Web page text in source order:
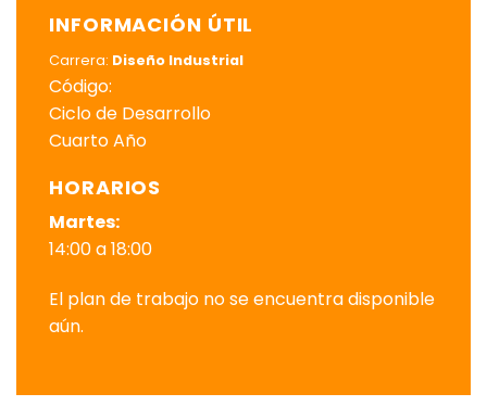
INFORMACIÓN ÚTIL
Carrera: Diseño Industrial
Código:
Ciclo de Desarrollo
Cuarto Año
HORARIOS
Martes:
14:00 a 18:00
El plan de trabajo no se encuentra disponible
aún.